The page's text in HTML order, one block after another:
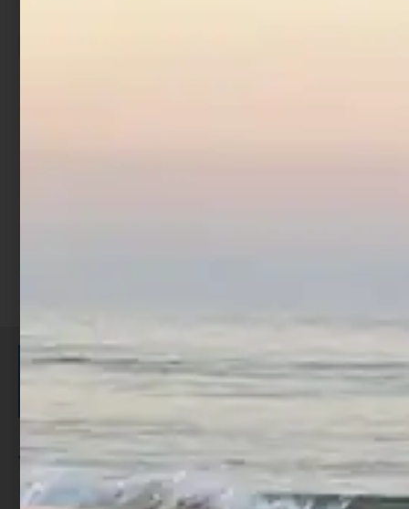
ISCRIVITI E RICEVI 3,50€ DI
SCONTO >
Per ogni acquisto accumuli ulteriori
punti;